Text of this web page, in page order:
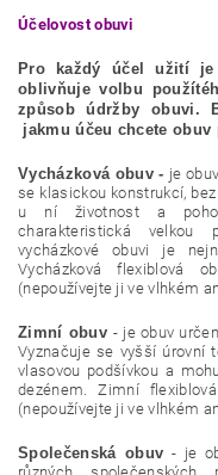
Účelovost obuvi
Pro každý účel užití
oblivňuje volbu
způsob údržby obuvi.
jakmu účeu chcete obuv
Vycházková obuv - je
se klasickou konstrukcí,
u ní životnost a
charakteristická
vycházkové obuvi je
Vycházková flexiblová
(nepoužívejte ji ve vlhkém
Zimní obuv - je obuv
Vyznačuje se vyšší úrovní
vlasovou podšívkou a
dezénem. Zimní
(nepoužívejte ji ve vlhkém
Společenská obuv - je